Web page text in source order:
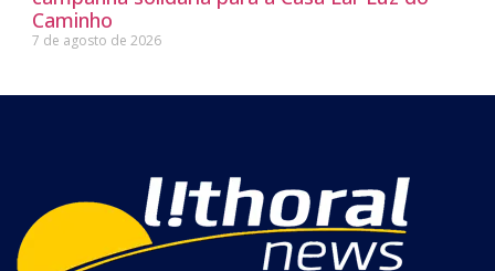
Caminho
7 de agosto de 2026